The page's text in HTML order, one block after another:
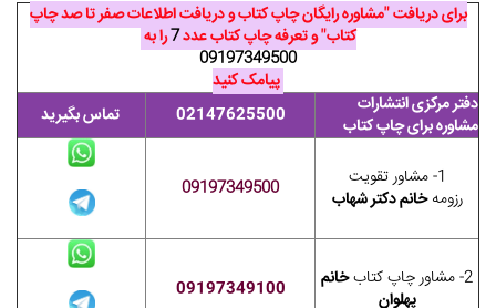
برای دریافت "مشاوره رایگان چاپ کتاب و دریافت اطلاعات صفر تا صد چاپ
کتاب" و تعرفه چاپ کتاب عدد7را به
09197349500
پیامک کنید
دفتر مرکزی انتشارات
مشاوره برای چاپ کتاب
02147625500 تماس بگیرید
1- مشاور تقویت
رزومهخانم دکتر شهاب 09197349500
2- مشاور چاپ کتاب
خانم
پهلوان
09197349100